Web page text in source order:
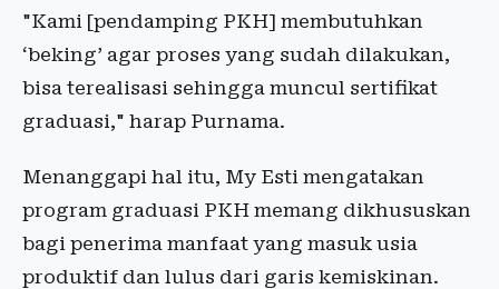
"Kami [pendamping PKH] membutuhkan
‘beking’ agar proses yang sudah dilakukan,
bisa terealisasi sehingga muncul sertifikat
graduasi," harap Purnama.
Menanggapi hal itu, My Esti mengatakan
program graduasi PKH memang dikhususkan
bagi penerima manfaat yang masuk usia
produktif dan lulus dari garis kemiskinan.